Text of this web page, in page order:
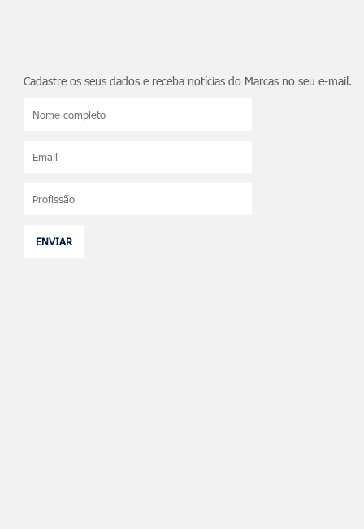
Cadastre os seus dados e receba notícias do Marcas no seu e-mail.